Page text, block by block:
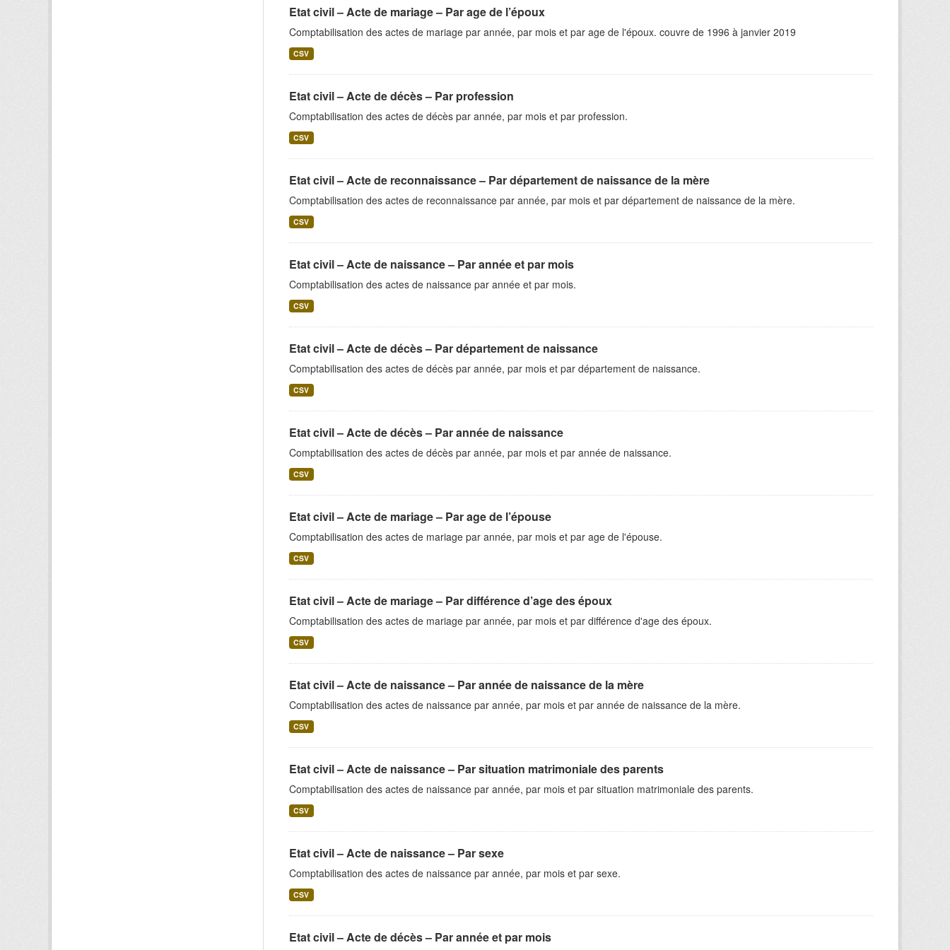
Etat civil – Acte de mariage – Par age de l’époux
Comptabilisation des actes de mariage par année, par mois et par age de l'époux. couvre de 1996 à janvier 2019
CSV
Etat civil – Acte de décès – Par profession
Comptabilisation des actes de décès par année, par mois et par profession.
CSV
Etat civil – Acte de reconnaissance – Par département de naissance de la mère
Comptabilisation des actes de reconnaissance par année, par mois et par département de naissance de la mère.
CSV
Etat civil – Acte de naissance – Par année et par mois
Comptabilisation des actes de naissance par année et par mois.
CSV
Etat civil – Acte de décès – Par département de naissance
Comptabilisation des actes de décès par année, par mois et par département de naissance.
CSV
Etat civil – Acte de décès – Par année de naissance
Comptabilisation des actes de décès par année, par mois et par année de naissance.
CSV
Etat civil – Acte de mariage – Par age de l’épouse
Comptabilisation des actes de mariage par année, par mois et par age de l'épouse.
CSV
Etat civil – Acte de mariage – Par différence d’age des époux
Comptabilisation des actes de mariage par année, par mois et par différence d'age des époux.
CSV
Etat civil – Acte de naissance – Par année de naissance de la mère
Comptabilisation des actes de naissance par année, par mois et par année de naissance de la mère.
CSV
Etat civil – Acte de naissance – Par situation matrimoniale des parents
Comptabilisation des actes de naissance par année, par mois et par situation matrimoniale des parents.
CSV
Etat civil – Acte de naissance – Par sexe
Comptabilisation des actes de naissance par année, par mois et par sexe.
CSV
Etat civil – Acte de décès – Par année et par mois